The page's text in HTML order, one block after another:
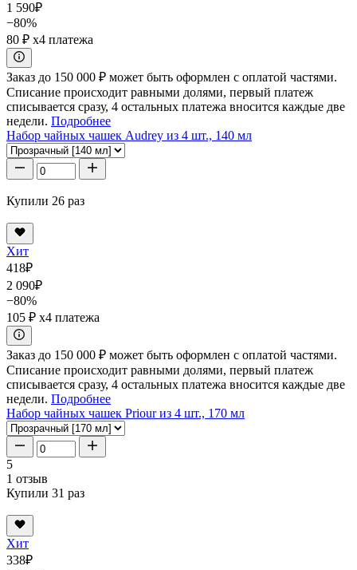
1 590₽
−80%
80 ₽ x4 платежа
Заказ до 150 000 ₽ может быть оформлен с оплатой частями.
Списание происходит равными долями, первый платеж
списывается сразу, 4 остальных платежа вносится каждые две
недели. Подробнее
Набор чайных чашек Audrey из 4 шт., 140 мл
Купили 26 раз
Хит
418₽
2 090₽
−80%
105 ₽ x4 платежа
Заказ до 150 000 ₽ может быть оформлен с оплатой частями.
Списание происходит равными долями, первый платеж
списывается сразу, 4 остальных платежа вносится каждые две
недели. Подробнее
Набор чайных чашек Priour из 4 шт., 170 мл
5
1 отзыв
Купили 31 раз
Хит
338₽